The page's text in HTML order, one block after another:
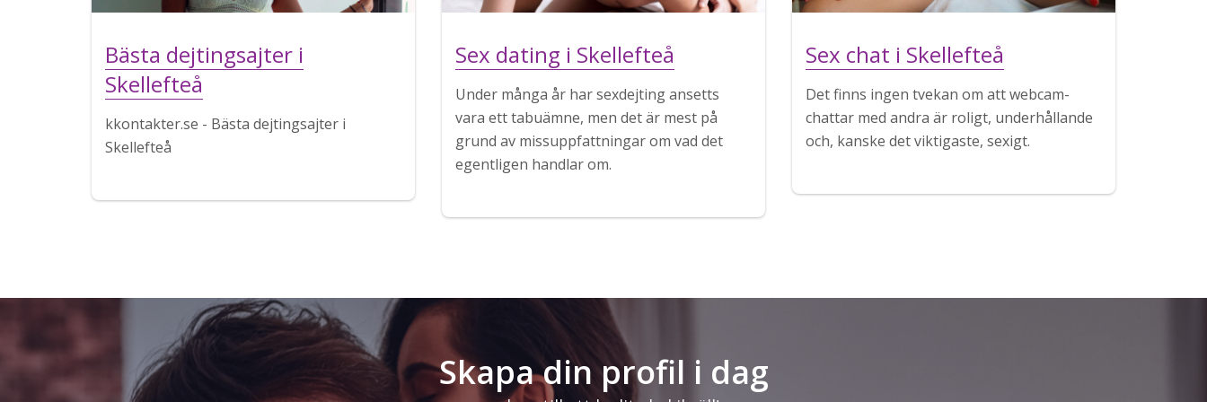
Bästa dejtingsajter i
Skellefteå
kkontakter.se - Bästa dejtingsajter i
Skellefteå
Sex dating i Skellefteå
Under många år har sexdejting ansetts
vara ett tabuämne, men det är mest på
grund av missuppfattningar om vad det
egentligen handlar om.
Sex chat i Skellefteå
Det finns ingen tvekan om att webcam-
chattar med andra är roligt, underhållande
och, kanske det viktigaste, sexigt.
Skapa din profil i dag